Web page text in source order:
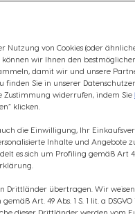
Touch ist
Design.
Informationen
Nutzung von Cookies (oder
wir Ihnen den
damit wir und unsere
Sie in unserer
Zustimmung widerrufen, indem Sie
klicken.
die Einwilligung, Ihr
Inhalte und Angebote
es sich um Profiling gemäß Art 4
Drittländer übertragen. Wir
Art. 49 Abs. 1 S. 1 lit. a DSGVO